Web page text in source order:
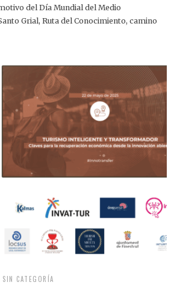
del Día Mundial del Medio
Grial, Ruta del Conocimiento, camino
SIN CATEGORÍA